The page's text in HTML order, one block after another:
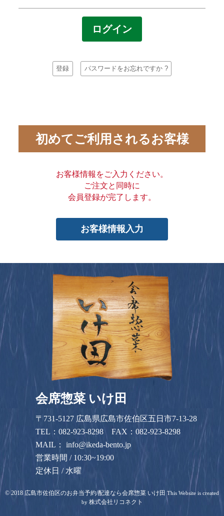
登録 パスワードをお忘れですか ?
初めてご利用されるお客様
お客様情報をご入力ください。
ご注文と同時に
会員登録が完了します。
お客様情報入力
会席惣菜 いけ田
〒731-5127 広島県広島市佐伯区五日市7-13-28
TEL：082-923-8298 FAX：082-923-8298
MAIL：info@ikeda-bento.jp
営業時間 / 10:30~19:00
定休日 / 水曜
© 2018 広島市佐伯区のお弁当予約/配達なら会席惣菜 いけ田 This Website is created
by 株式会社リコネクト